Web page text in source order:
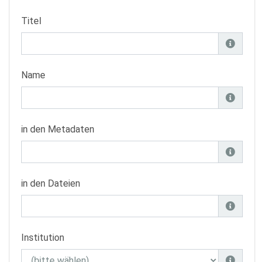
Titel
Name
in den Metadaten
in den Dateien
Institution